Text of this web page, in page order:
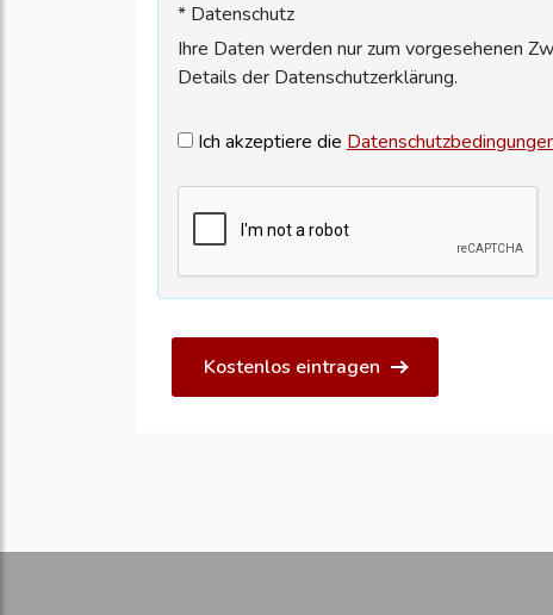
* Datenschutz
Ihre Daten werden nur zum vorgesehenen
Details der Datenschutzerklärung.
Ich akzeptiere die
Kostenlos eintragen